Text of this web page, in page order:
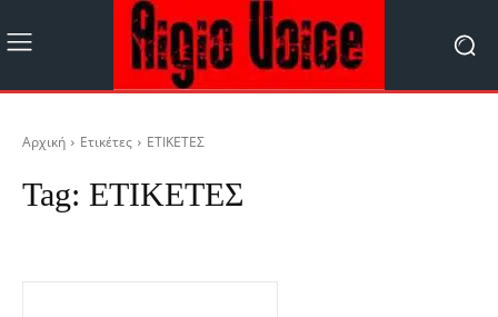
Αρχική Ετικέτες ΕΤΙΚΕΤΕΣ
Tag: ΕΤΙΚΕΤΕΣ